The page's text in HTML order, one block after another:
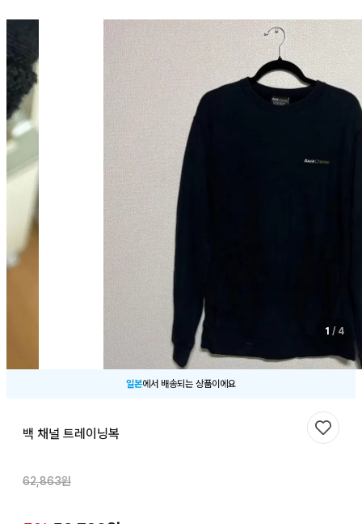
1 / 4
일본에서 배송되는 상품이에요
백 채널 트레이닝복
62,863원
찜하기